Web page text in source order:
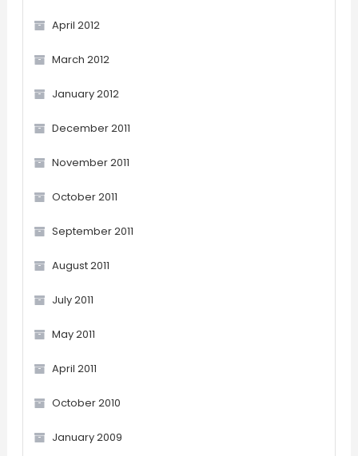
April 2012
March 2012
January 2012
December 2011
November 2011
October 2011
September 2011
August 2011
July 2011
May 2011
April 2011
October 2010
January 2009